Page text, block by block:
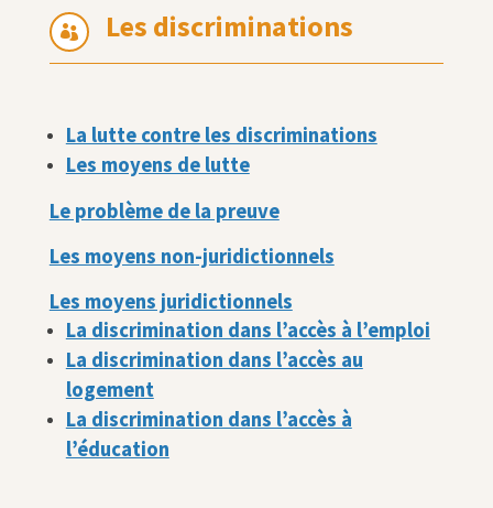
 Les discriminations
La lutte contre les discriminations
Les moyens de lutte
Le problème de la preuve
Les moyens non-juridictionnels
Les moyens juridictionnels
La discrimination dans l’accès à l’emploi
La discrimination dans l’accès au
logement
La discrimination dans l’accès à
l’éducation